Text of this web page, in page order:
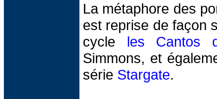
La métaphore des
est reprise de façon
cycle les Cantos
Simmons, et
série Stargate.